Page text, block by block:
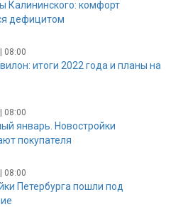
Калининского: комфорт
дефицитом
08:00
итоги 2022 года и планы на
08:00
январь. Новостройки
покупателя
08:00
Петербурга пошли под